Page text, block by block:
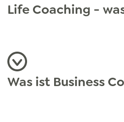
Life Coaching -
Freundschaften, Freizeit,
Themen sind so vielfältig
Was ist Business